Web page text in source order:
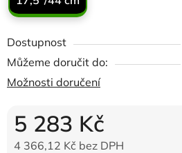
Dostupnost
Můžeme doručit do:
Možnosti doručení
5 283 Kč
4 366,12 Kč bez DPH